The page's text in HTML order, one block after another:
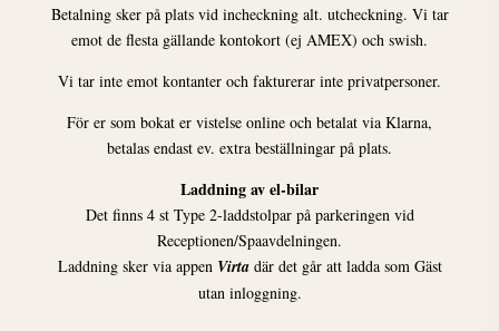
Betalning sker på plats vid incheckning alt. utcheckning. Vi tar
emot de flesta gällande kontokort (ej AMEX) och swish.
Vi tar inte emot kontanter och fakturerar inte privatpersoner.
För er som bokat er vistelse online och betalat via Klarna,
betalas endast ev. extra beställningar på plats.
Laddning av el-bilar
Det finns 4 st Type 2-laddstolpar på parkeringen vid
Receptionen/Spaavdelningen.
Laddning sker via appen Virtadär det går att ladda som Gäst
utan inloggning.